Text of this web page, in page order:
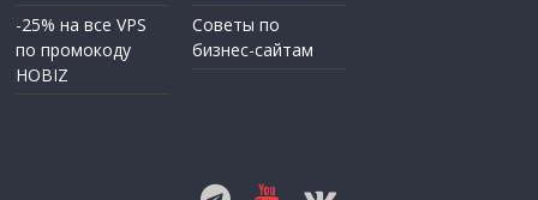
-25% на все VPS
по промокоду
HOBIZ
Советы по
бизнес-сайтам